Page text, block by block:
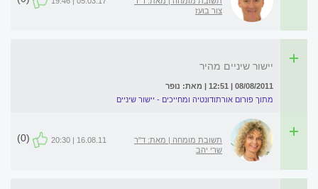
צור בועז
יישור שיניים מהיר
08/08/2011 | 12:51 | מאת: נופר
מתוך פורום אורתודונטיה ומחייכים - יישור שיניים
תשובת מומחה | מאת: ד"ר
שרי יהב
16.08.11 | 20:30
(0)